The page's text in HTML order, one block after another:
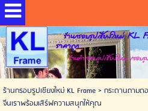
ร้านกรอบรูปเชียงใหม่ KL
ราคาถูก
ร้านทำกรอบรูปเชียงใหม่ กรอบ
ร้านกรอบรูปเชียงใหม่ KL Frame> กระดานถาม
จีนเราพร้อมเสิร์ฟความสนุกให้คุณ